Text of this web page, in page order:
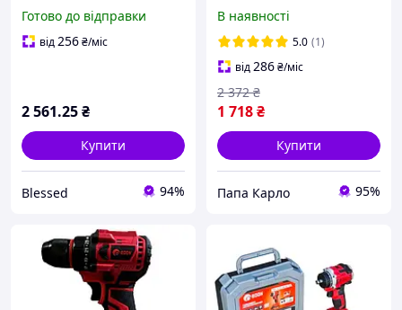
1400 об/хв, Нм 30, патрон
10 мм
Готово до відправки
від256₴/міс
2 561.25₴
Купити
Blessed 94%
АКБ 2 Аг, кейс) посадка
Макіта
В наявності
5.0 (1)
від286₴/міс
1 718₴
2 372 ₴
Купити
Папа Карло 95%